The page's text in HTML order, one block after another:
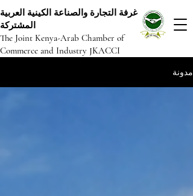
غرفة التجارة والصناعة الكينية العربية
المشتركة
The Joint Kenya-Arab Chamber of
Commerce and Industry JKACCI
مدونة